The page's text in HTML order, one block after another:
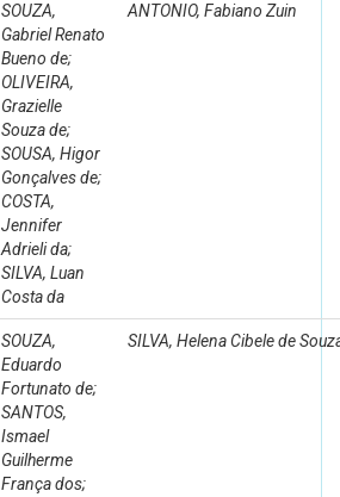
SOUZA,
Gabriel Renato
Bueno de;
OLIVEIRA,
Grazielle
Souza de;
SOUSA, Higor
Gonçalves de;
COSTA,
Jennifer
Adrieli da;
SILVA, Luan
Costa da
ANTONIO, Fabiano Zuin
SOUZA,
Eduardo
Fortunato de;
SANTOS,
Ismael
Guilherme
França dos;
SILVA, Helena Cibele de